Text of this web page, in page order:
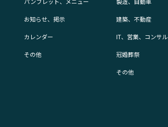
お知らせ、掲示
カレンダー
その他
建築、不動産
IT、営業、コンサル
冠婚葬祭
その他